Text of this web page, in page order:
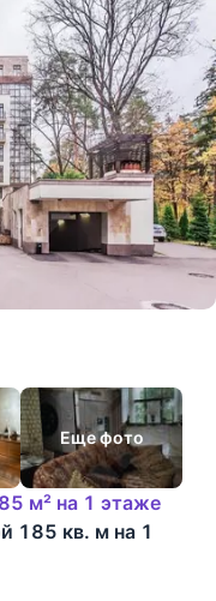
Еще фото
м² на 1 этаже
185 кв. м на 1